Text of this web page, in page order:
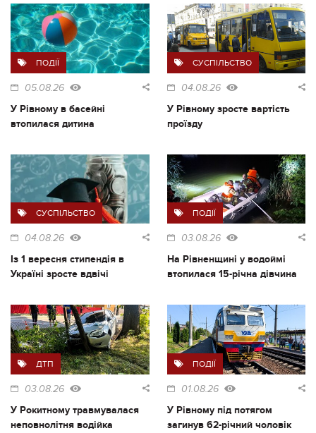
ПОДІЇ
05.08.26
У Рівному в басейні
втопилася дитина
СУСПІЛЬСТВО
04.08.26
У Рівному зросте вартість
проїзду
СУСПІЛЬСТВО
04.08.26
Із 1 вересня стипендія в
Україні зросте вдвічі
ПОДІЇ
03.08.26
На Рівненщині у водоймі
втопилася 15-річна дівчина
ДТП
03.08.26
У Рокитному травмувалася
неповнолітня водійка
ПОДІЇ
01.08.26
У Рівному під потягом
загинув 62-річний чоловік